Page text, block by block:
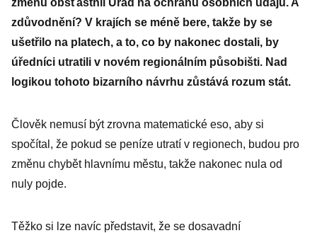
změnu obšťastnil Úřad na ochranu osobních údajů. A
zdůvodnění? V krajích se méně bere, takže by se
ušetřilo na platech, a to, co by nakonec dostali, by
úředníci utratili v novém regionálním působišti. Nad
logikou tohoto bizarního návrhu zůstává rozum stát.
Člověk nemusí být zrovna matematické eso, aby si
spočítal, že pokud se peníze utratí v regionech, budou pro
změnu chybět hlavnímu městu, takže nakonec nula od
nuly pojde.
Těžko si lze navíc představit, že se dosavadní